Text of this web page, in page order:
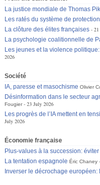
La justice mondiale de Thomas
Les ratés du système de
La clôture des élites françaises
La psychologie coalitionnelle de
Les jeunes et la violence
2026
Société
IA, paresse et masochisme Olivier
Désinformation dans le secteur
Fougier
23 July 2026
Les progrès de l’IA mettent en
July 2026
Économie française
Plus-values à la succession:
La tentation espagnole Éric Chaney
Inverser le décrochage européen: